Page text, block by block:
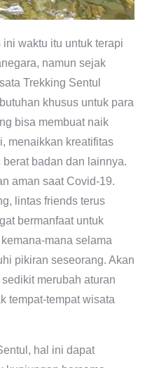
waktu itu untuk terapi
namun sejak
Trekking Sentul
khusus untuk para
bisa membuat naik
menaikkan kreatifitas
badan dan lainnya.
aman saat Covid-19.
lintas friends terus
bermanfaat untuk
mana selama
pikiran seseorang. Akan
merubah aturan
tempat-tempat wisata
hal ini dapat